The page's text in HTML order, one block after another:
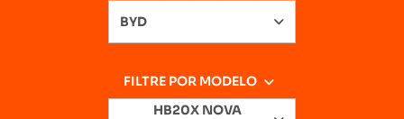
BYD
FILTRE POR MODELO
HB20X NOVA